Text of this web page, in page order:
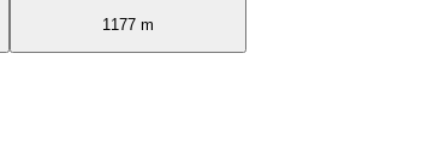
1177 m